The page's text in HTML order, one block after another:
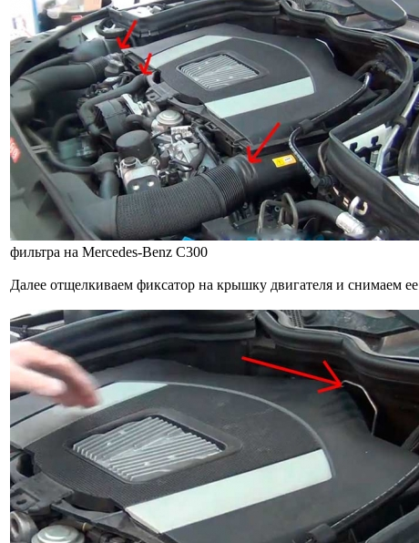
фильтра на Mercedes-Benz C300
Далее отщелкиваем фиксатор на крышку двигателя и снимаем ее